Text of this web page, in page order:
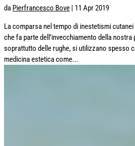
da Pierfrancesco Bove | 11 Apr 2019
La comparsa nel tempo di inestetismi
che fa parte dell’invecchiamento della nostra
soprattutto delle rughe, si utilizzano spesso
medicina estetica come...